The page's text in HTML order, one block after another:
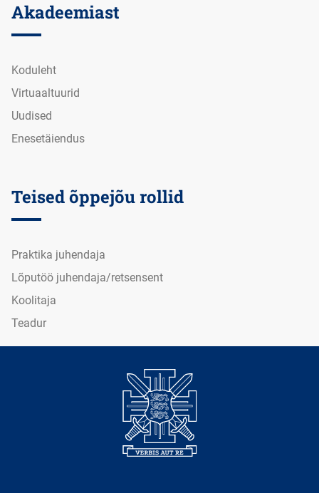
Akadeemiast
Koduleht
Virtuaaltuurid
Uudised
Enesetäiendus
Teised õppejõu rollid
Praktika juhendaja
Lõputöö juhendaja/retsensent
Koolitaja
Teadur